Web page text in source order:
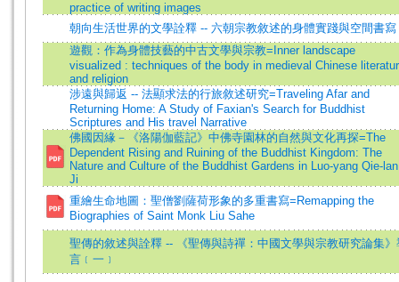
practice of writing images
朝向生活世界的文學詮釋 -- 六朝宗教敘述的身體實踐與空間書寫
遊觀：作為身體技藝的中古文學與宗教=Inner landscape
visualized : techniques of the body in medieval Chinese
and religion
涉遠與歸返 -- 法顯求法的行旅敘述研究=Traveling Afar and
Returning Home: A Study of Faxian's Search for Buddhist
Scriptures and His travel Narrative
佛國因緣－《洛陽伽藍記》中佛寺園林的自然與文化再探=The
Dependent Rising and Ruining of the Buddhist Kingdom: The
Nature and Culture of the Buddhist Gardens in Luo-yang Qie-lan
Ji
重繪生命地圖：聖僧劉薩荷形象的多重書寫=Remapping the
Biographies of Saint Monk Liu Sahe
聖傳的敘述與詮釋 -- 《聖傳與詩禪：中國文學與宗教研究論集》
言﹝一﹞